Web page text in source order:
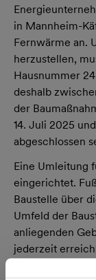
in Mannheim-
Fernwärme an.
herzustellen,
Hausnummer
deshalb
der
14. Juli 2025
abgeschlossen
Eine Umleitung
eingerichtet.
Baustelle über
Umfeld der
anliegenden
jederzeit